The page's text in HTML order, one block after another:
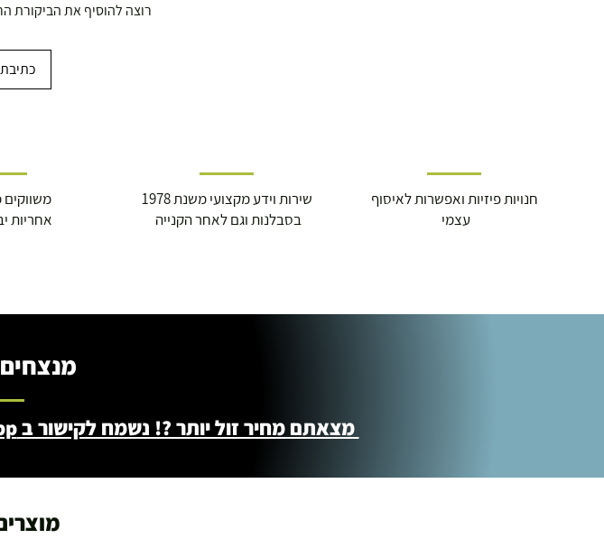
רוצה להוסיף את הביקורת
אחריות
שירות וידע מקצועי משנת 1978
בסבלנות וגם לאחר הקנייה
חנויות פיזיות ואפשרות לאיסוף
עצמי
מנצחים
מצאתם מחיר זול יותר ?! נשמח לקישור ב WhatsApp ונדאג שתשלמו פחות - 046722171